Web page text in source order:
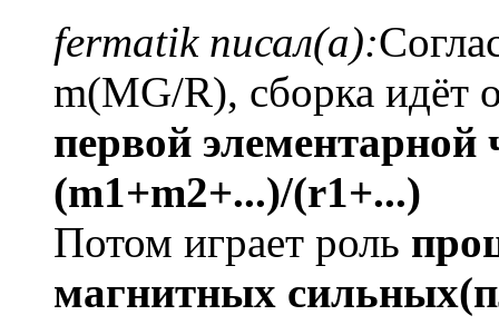
fermatik писал(а):
m(MG/R), сборка идёт
первой
(m1+m2+...)/(r1+...)
Потом играет роль
магнитных